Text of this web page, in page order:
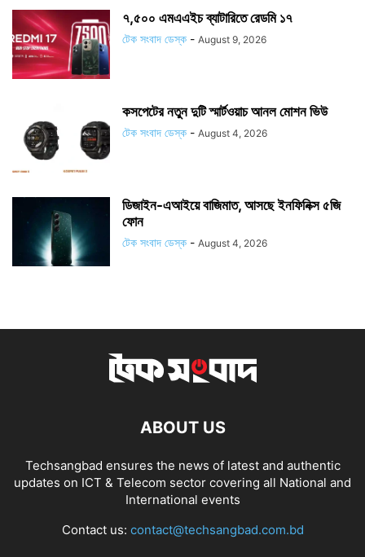
৭,৫০০ এমএএইচ ব্যাটারিতে রেডমি ১৭
টেক সংবাদ ডেস্ক - August 9, 2026
কসপেটের নতুন দুটি স্মার্টওয়াচ আনল মোশন ভিউ
টেক সংবাদ ডেস্ক - August 4, 2026
ডিজাইন-এআইয়ে বাজিমাত, আসছে ইনফিনিক্স ৫জি
ফোন
টেক সংবাদ ডেস্ক - August 4, 2026
ABOUT US
Techsangbad ensures the news of latest and authentic
updates on ICT & Telecom sector covering all National and
International events
Contact us: contact@techsangbad.com.bd